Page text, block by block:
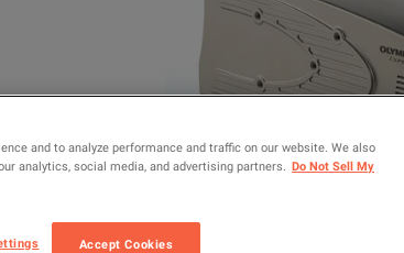
and to analyze performance and traffic on our website. We also
analytics, social media, and advertising partners. Do Not Sell My
Accept Cookies